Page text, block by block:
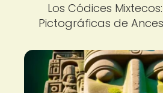
Los Códices
Pictográficas de